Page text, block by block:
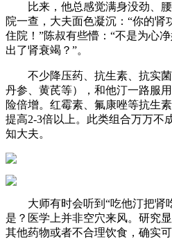
比来，他总感觉满身没劲、腰
院一查，大夫面色凝沉：“你的肾
住院！”陈叔有些懵：“不是为心
出了肾衰竭？”。
不少降压药、抗生素、抗实菌
丹参、黄芪等），和他汀一路服
险倍增。红霉素、氟康唑等抗生
提高2-3倍以上。此类组合万万不
知大夫。
大师有时会听到“吃他汀把肾
是？医学上并非空穴来风。研究
其他药物或者不合理饮食，确实